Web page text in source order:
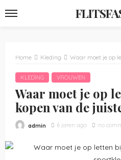
Home Kleding Waar moet je op
KLEDING VROUWEN
Waar moet je op
kopen van de
admin 6 jaren ago no